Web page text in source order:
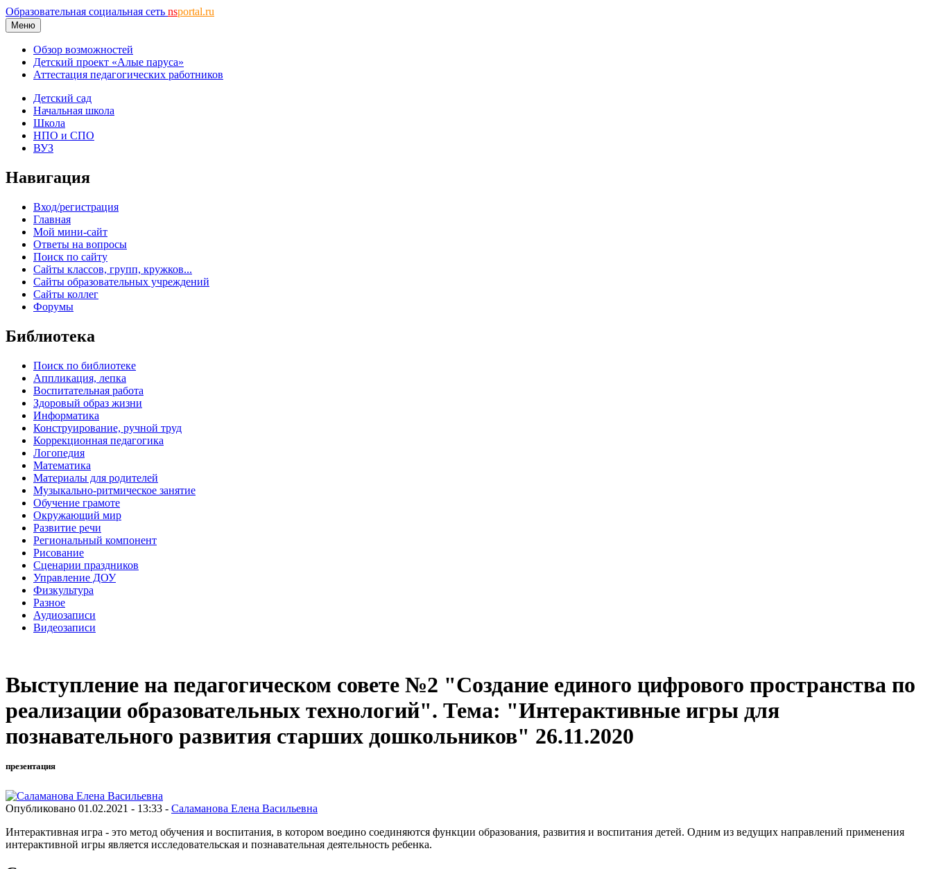
Образовательная социальная сеть nsportal.ru
Меню
Обзор возможностей
Детский проект «Алые паруса»
Аттестация педагогических работников
Детский сад
Начальная школа
Школа
НПО и СПО
ВУЗ
Навигация
Вход/регистрация
Главная
Мой мини-сайт
Ответы на вопросы
Поиск по сайту
Сайты классов, групп, кружков...
Сайты образовательных учреждений
Сайты коллег
Форумы
Библиотека
Поиск по библиотеке
Аппликация, лепка
Воспитательная работа
Здоровый образ жизни
Информатика
Конструирование, ручной труд
Коррекционная педагогика
Логопедия
Математика
Материалы для родителей
Музыкально-ритмическое занятие
Обучение грамоте
Окружающий мир
Развитие речи
Региональный компонент
Рисование
Сценарии праздников
Управление ДОУ
Физкультура
Разное
Аудиозаписи
Видеозаписи
Выступление на педагогическом совете №2 "Создание единого цифрового пространства по
реализации образовательных технологий". Тема: "Интерактивные игры для
познавательного развития старших дошкольников" 26.11.2020
презентация
Опубликовано 01.02.2021 - 13:33 - Саламанова Елена Васильевна
Интерактивная игра - это метод обучения и воспитания, в котором воедино соединяются функции образования, развития и воспитания детей. Одним из ведущих направлений применения
интерактивной игры является исследовательская и познавательная деятельность ребенка.